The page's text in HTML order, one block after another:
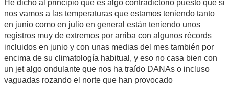
He dicho al principio que es algo contradictorio puesto que si
nos vamos a las temperaturas que estamos teniendo tanto
en junio como en julio en general están teniendo unos
registros muy de extremos por arriba con algunos récords
incluidos en junio y con unas medias del mes también por
encima de su climatología habitual, y eso no casa bien con
un jet algo ondulante que nos ha traído DANAs o incluso
vaguadas rozando el norte que han provocado